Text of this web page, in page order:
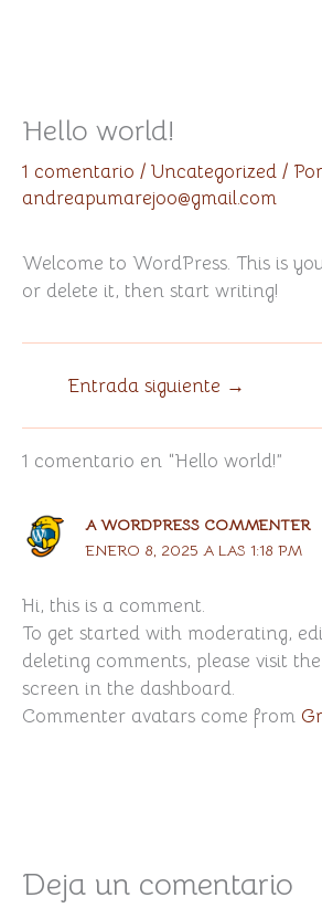
Hello world!
1 comentario / Uncategorized / Por
andreapumarejoo@gmail.com
Welcome to WordPress. This is
or delete it, then start writing!
Entrada siguiente →
1 comentario en “Hello world!”
A WORDPRESS COMMENTER
ENERO 8, 2025 A LAS 1:18 PM
Hi, this is a comment.
To get started with moderating,
deleting comments, please visit
screen in the dashboard.
Commenter avatars come from
Deja un comentario